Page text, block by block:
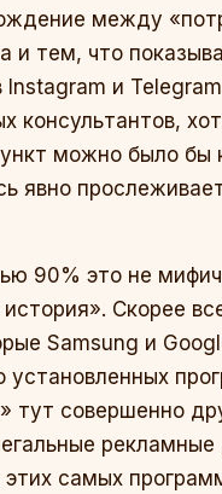
между
и тем, что
и
консультантов,
можно было бы
явно
90% это не
Скорее
Samsung и
тут совершенно
самых